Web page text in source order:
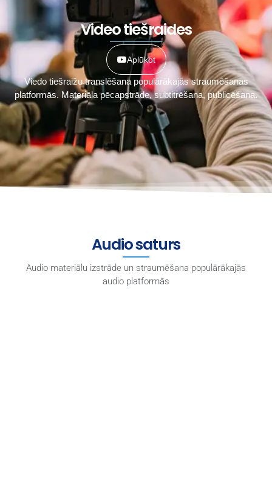
Video tiešraides
Aplūkot
Viedo tiešraižu translēšana populārākajās straumēšanas
platformās. Materiāla pēcapstrāde, subtitrēšana, publicēšana.
Audio saturs
Audio materiālu izstrāde un straumēšana populārākajās
audio platformās